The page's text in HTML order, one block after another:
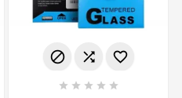
  
    